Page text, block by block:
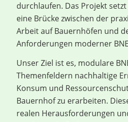
durchlaufen. Das Projekt
eine Brücke zwischen der
Arbeit auf Bauernhöfen und
Anforderungen moderner
Unser Ziel ist es, modulare
Themenfeldern nachhaltige
Konsum und
Bauernhof zu erarbeiten.
realen Herausforderungen